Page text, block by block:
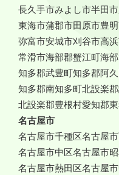
長久手市みよし市半田市
東海市蒲郡市田原市豊
弥富市安城市刈谷市高
常滑市海部郡蟹江町海
知多郡武豊町知多郡阿
知多郡南知多町北設楽
北設楽郡豊根村愛知郡
名古屋市
名古屋市千種区名古屋
名古屋市中区名古屋市
名古屋市熱田区名古屋